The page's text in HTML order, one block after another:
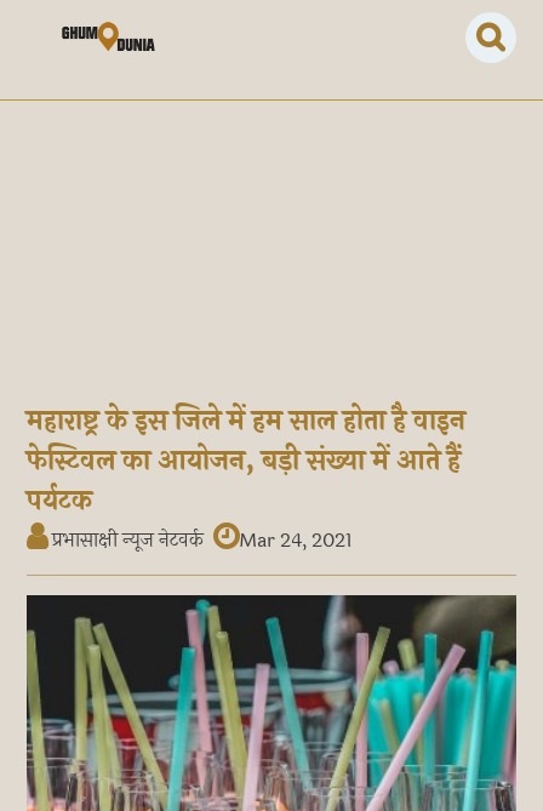
महाराष्ट्र के इस जिले में हम साल होता है वाइन
फेस्टिवल का आयोजन, बड़ी संख्या में आते हैं
पर्यटक
प्रभासाक्षी न्यूज नेटवर्क Mar 24, 2021